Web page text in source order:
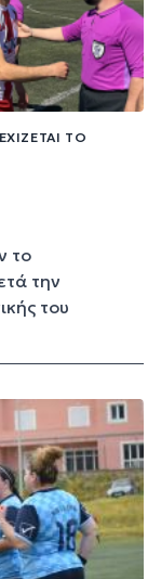
ΤΟ
το
την
του